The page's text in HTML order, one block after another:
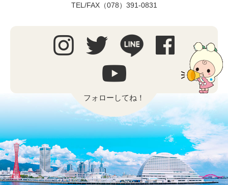
TEL/FAX（078）391-0831
フォローしてね！